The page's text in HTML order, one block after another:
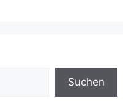
Suchen